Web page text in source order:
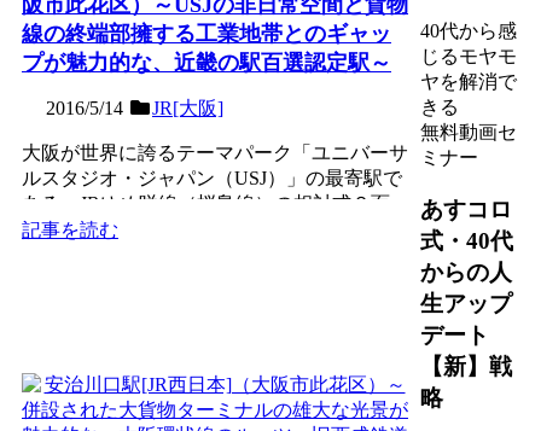
線の終端部擁する工業地帯とのギャッ
プが魅力的な、近畿の駅百選認定駅～
2016/5/14 JR[大阪]
大阪が世界に誇るテーマパーク「ユニバーサ
ルスタジオ・ジャパン（USJ）」の最寄駅で
ある。JRゆめ咲線（桜島線）の相対式２面
２線の地上駅。安治...
記事を読む
40代から感
じるモヤモ
ヤを解消で
きる
無料動画セ
ミナー
あすコロ
式・40代
からの人
生アップ
デート
【新】戦
略